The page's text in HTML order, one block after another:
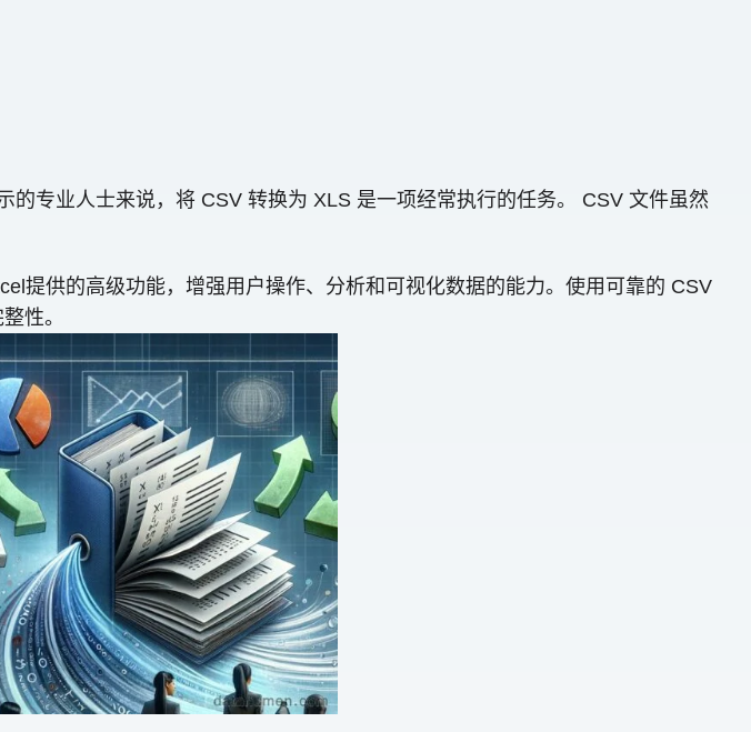
专业人士来说，将 CSV 转换为 XLS 是一项经常执行的任务。 CSV 文件虽然
提供的高级功能，增强用户操作、分析和可视化数据的能力。使用可靠的 CSV
性。